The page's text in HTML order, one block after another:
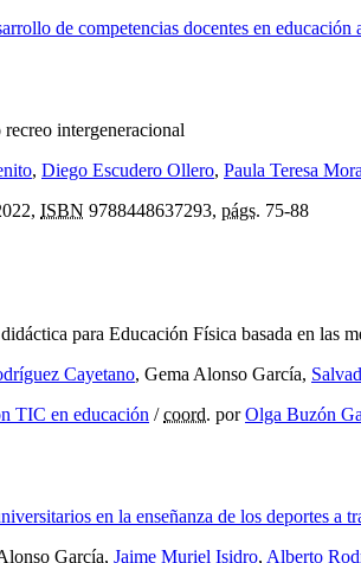
de competencias docentes en educación
intergeneracional
, Diego Escudero Ollero, Paula Teresa
ISBN 9788448637293, págs. 75-88
para Educación Física basada en las
Cayetano, Gema Alonso García,
TIC en educación /coord. porOlga Buzón
en la enseñanza de los deportes a
García, Jaime Muriel Isidro, Alberto